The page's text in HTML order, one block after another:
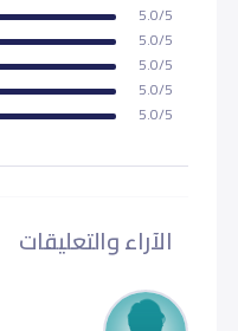
5.0/5
5.0/5
5.0/5
5.0/5
5.0/5
الآراء والتعليقات